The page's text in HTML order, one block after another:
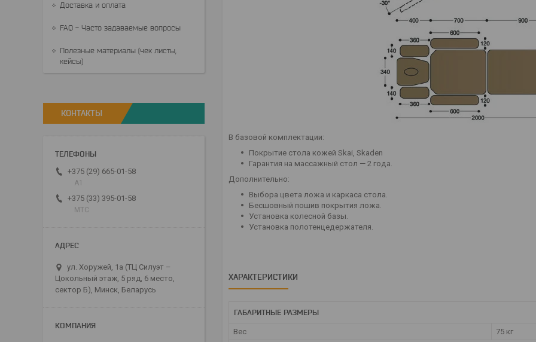
В базовой комплектации:
Покрытие стола кожей Skai, Skaden
Гарантия на массажный стол — 2 года.
Дополнительно:
Выбора цвета ложа и каркаса стола.
Бесшовный пошив покрытия ложа.
Установка колесной базы.
Установка полотенцедержателя.
ХАРАКТЕРИСТИКИ
ГАБАРИТНЫЕ РАЗМЕРЫ
Вес 75 кг
Доставка и оплата
FAQ - Часто задаваемые вопросы
Полезные материалы (чек листы,
кейсы)
КОНТАКТЫ
+375 (29) 665-01-58
A1
+375 (33) 395-01-58
МТС
ул. Хоружей, 1а (ТЦ Силуэт –
Цокольный этаж, 5 ряд, 6 место,
сектор Б), Минск, Беларусь